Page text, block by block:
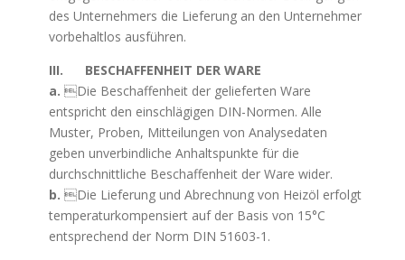
des Unternehmers die Lieferung an den Unternehmer
vorbehaltlos ausführen.
III. BESCHAFFENHEIT DER WARE
a. Die Beschaffenheit der gelieferten Ware
entspricht den einschlägigen DIN-Normen. Alle
Muster, Proben, Mitteilungen von Analysedaten
geben unverbindliche Anhaltspunkte für die
durchschnittliche Beschaffenheit der Ware wider.
b. Die Lieferung und Abrechnung von Heizöl erfolgt
temperaturkompensiert auf der Basis von 15°C
entsprechend der Norm DIN 51603-1.